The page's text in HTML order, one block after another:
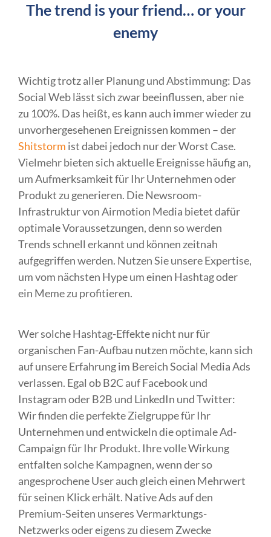
The trend is your friend… or your
enemy
Wichtig trotz aller Planung und Abstimmung: Das
Social Web lässt sich zwar beeinflussen, aber nie
zu 100%. Das heißt, es kann auch immer wieder zu
unvorhergesehenen Ereignissen kommen – der
Shitstorm ist dabei jedoch nur der Worst Case.
Vielmehr bieten sich aktuelle Ereignisse häufig an,
um Aufmerksamkeit für Ihr Unternehmen oder
Produkt zu generieren. Die Newsroom-
Infrastruktur von Airmotion Media bietet dafür
optimale Voraussetzungen, denn so werden
Trends schnell erkannt und können zeitnah
aufgegriffen werden. Nutzen Sie unsere Expertise,
um vom nächsten Hype um einen Hashtag oder
ein Meme zu profitieren.
Wer solche Hashtag-Effekte nicht nur für
organischen Fan-Aufbau nutzen möchte, kann sich
auf unsere Erfahrung im Bereich Social Media Ads
verlassen. Egal ob B2C auf Facebook und
Instagram oder B2B und LinkedIn und Twitter:
Wir finden die perfekte Zielgruppe für Ihr
Unternehmen und entwickeln die optimale Ad-
Campaign für Ihr Produkt. Ihre volle Wirkung
entfalten solche Kampagnen, wenn der so
angesprochene User auch gleich einen Mehrwert
für seinen Klick erhält. Native Ads auf den
Premium-Seiten unseres Vermarktungs-
Netzwerks oder eigens zu diesem Zwecke